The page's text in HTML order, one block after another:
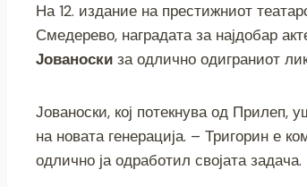
c
e
o
o
k
tt
er
ss
e
g
er
er e
gr
m
s
p
p
На 12. издание на престижниот
Смедерево, наградата за најдобар
Јованоски за одлично одиграниот
Јованоски, кој потекнува од Прилеп,
на новата генерација. – Тригорин е
одлично ја одработил својата задача.